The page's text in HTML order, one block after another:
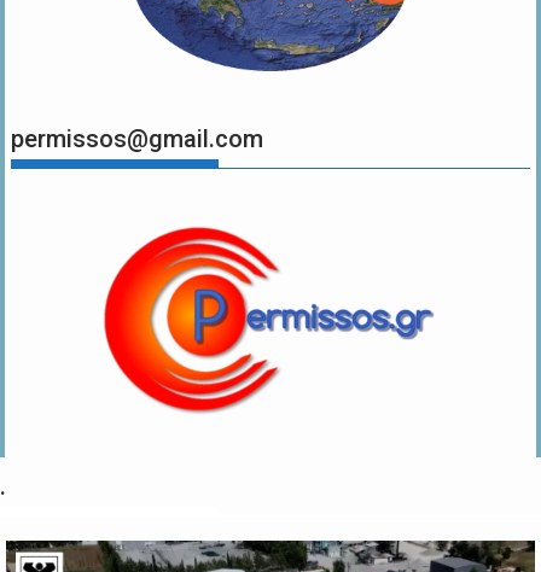
permissos@gmail.com
.